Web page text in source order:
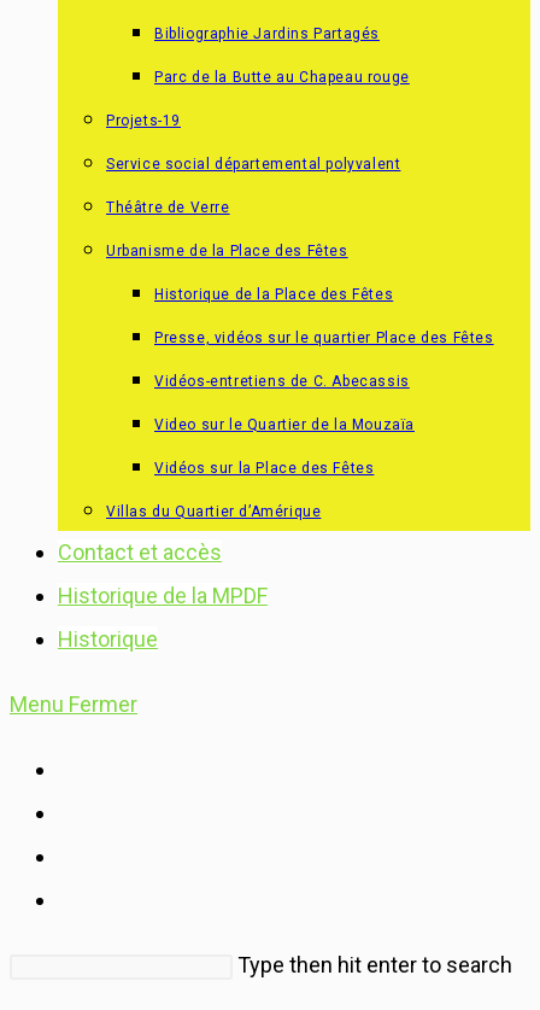
Bibliographie Jardins Partagés
Parc de la Butte au Chapeau rouge
Projets-19
Service social départemental polyvalent
Théâtre de Verre
Urbanisme de la Place des Fêtes
Historique de la Place des Fêtes
Presse, vidéos sur le quartier Place des Fêtes
Vidéos-entretiens de C. Abecassis
Video sur le Quartier de la Mouzaïa
Vidéos sur la Place des Fêtes
Villas du Quartier d’Amérique
Contact et accès
Historique de la MPDF
Historique
Menu Fermer
Type then hit enter to search